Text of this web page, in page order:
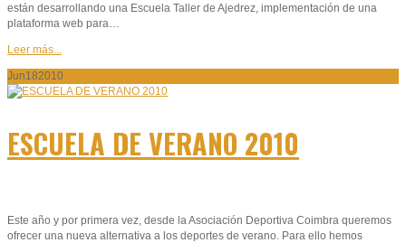
están desarrollando una Escuela Taller de Ajedrez, implementación de una
plataforma web para…
Leer más...
Jun182010
ESCUELA DE VERANO 2010
Este año y por primera vez, desde la Asociación Deportiva Coimbra queremos
ofrecer una nueva alternativa a los deportes de verano. Para ello hemos